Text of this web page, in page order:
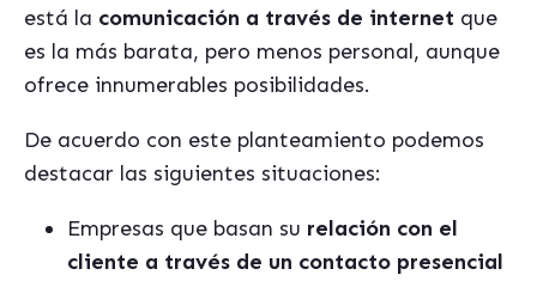
está la comunicación a través de internet que
es la más barata, pero menos personal, aunque
ofrece innumerables posibilidades.
De acuerdo con este planteamiento podemos
destacar las siguientes situaciones:
Empresas que basan su relación con el
cliente a través de un contacto presencial